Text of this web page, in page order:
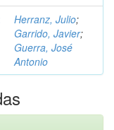
Herranz, Julio;
Garrido, Javier;
Guerra, José
Antonio